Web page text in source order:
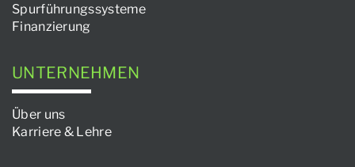
Spurführungssysteme
Finanzierung
UNTERNEHMEN
Über uns
Karriere & Lehre